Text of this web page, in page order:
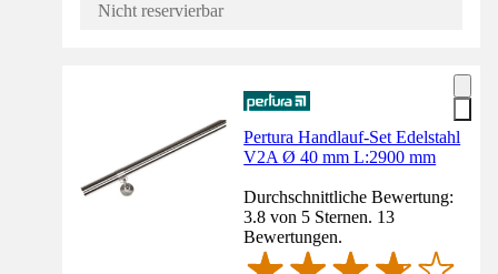
Nicht reservierbar
Pertura Handlauf-Set Edelstahl
V2A Ø 40 mm L:2900 mm
Durchschnittliche Bewertung:
3.8 von 5 Sternen. 13
Bewertungen.